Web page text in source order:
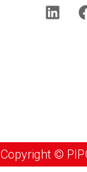
Copyright ©